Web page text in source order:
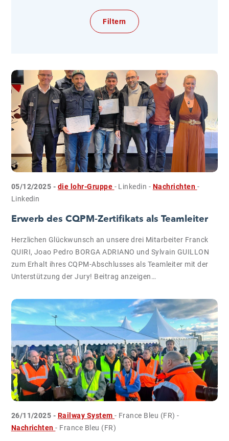
05/12/2025 - die lohr-Gruppe - Linkedin - Nachrichten -
Linkedin
Erwerb des CQPM-Zertifikats als Teamleiter
Herzlichen Glückwunsch an unsere drei Mitarbeiter Franck
QUIRI, Joao Pedro BORGA ADRIANO und Sylvain GUILLON
zum Erhalt ihres CQPM-Abschlusses als Teamleiter mit der
Unterstützung der Jury! Beitrag anzeigen…
26/11/2025 - Railway System- France Bleu (FR)-
Nachrichten- France Bleu (FR)